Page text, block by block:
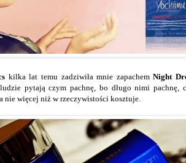
kilka lat temu zadziwiła mnie zapachemNight
pytają czym pachnę, bo długo nimi pachnę,
nie więcej niż w rzeczywistości kosztuje.